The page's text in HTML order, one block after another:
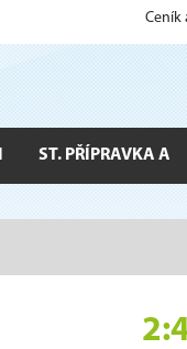
Ceník
ST. PŘÍPRAVKA A